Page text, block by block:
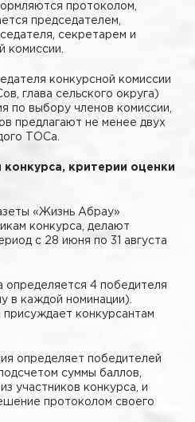
протоколом,
председателем,
секретарем и
комиссии.
конкурсной комиссии
глава сельского округа)
по выбору членов комиссии,
предлагают не менее двух
ТОСа.
критерии оценки
«Жизнь Абрау»
конкурса, делают
с 28 июня по 31 августа
определяется 4 победителя
в каждой номинации).
конкурсантам
определяет победителей
суммы баллов,
участников конкурса, и
протоколом своего